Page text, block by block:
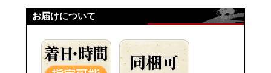
お届けについて